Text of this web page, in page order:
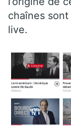
chaînes
live.